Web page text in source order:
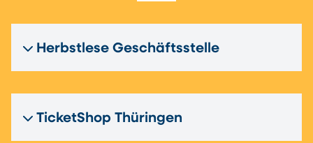
Herbstlese Geschäftsstelle
TicketShop Thüringen